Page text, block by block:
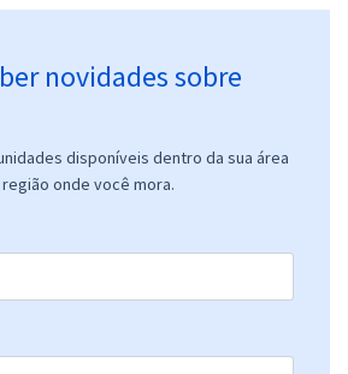
novidades sobre
disponíveis dentro da sua área
onde você mora.